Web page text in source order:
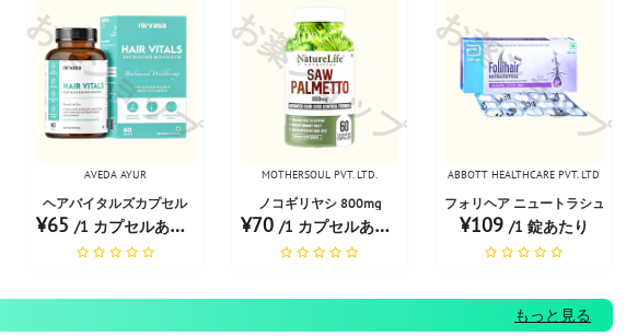
お薬ショップ
AVEDA AYUR
ヘアバイタルズカプセル
¥65 /1 カプセルあたり
お薬ショップ
MOTHERSOUL PVT. LTD.
ノコギリヤシ 800mg
¥70 /1 カプセルあたり
お薬ショップ
ABBOTT HEALTHCARE PVT. LTD
フォリヘア ニュートラシュー
¥109 /1 錠あたり
もっと見る